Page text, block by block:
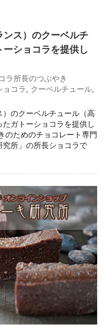
ンス）のクーベルチ
ーショコラを提供し
ラ所長のつぶやき
ョコラ クーベルチュール
のクーベルチュール（高
ガトーショコラを提供し
のためのチョコレート専門
所」の所長ショコラで